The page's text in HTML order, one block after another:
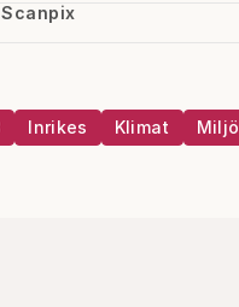
Inrikes Klimat Miljö